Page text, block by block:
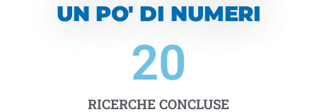
UN PO' DI NUMERI
RICERCHE CONCLUSE
20